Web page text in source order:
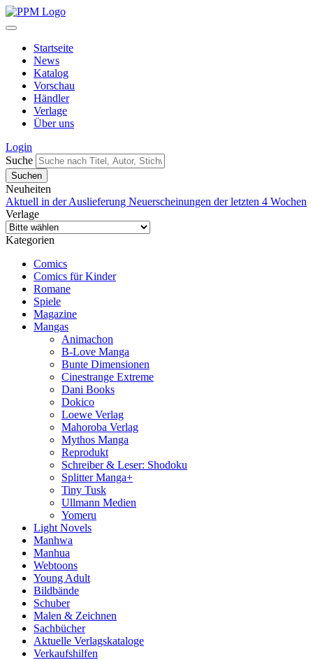
Startseite
News
Katalog
Vorschau
Händler
Verlage
Über uns
Login
Suche
Neuheiten
Aktuell in der Auslieferung Neuerscheinungen der letzten 4 Wochen
Verlage
Kategorien
Comics
Comics für Kinder
Romane
Spiele
Magazine
Mangas
Animachon
B-Love Manga
Bunte Dimensionen
Cinestrange Extreme
Dani Books
Dokico
Loewe Verlag
Mahoroba Verlag
Mythos Manga
Reprodukt
Schreiber & Leser: Shodoku
Splitter Manga+
Tiny Tusk
Ullmann Medien
Yomeru
Light Novels
Manhwa
Manhua
Webtoons
Young Adult
Bildbände
Schuber
Malen & Zeichnen
Sachbücher
Aktuelle Verlagskataloge
Verkaufshilfen